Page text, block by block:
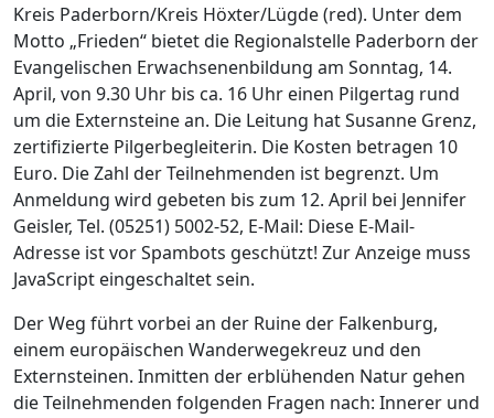
Kreis Paderborn/Kreis Höxter/Lügde (red). Unter dem
Motto „Frieden“ bietet die Regionalstelle Paderborn der
Evangelischen Erwachsenenbildung am Sonntag, 14.
April, von 9.30 Uhr bis ca. 16 Uhr einen Pilgertag rund
um die Externsteine an. Die Leitung hat Susanne Grenz,
zertifizierte Pilgerbegleiterin. Die Kosten betragen 10
Euro. Die Zahl der Teilnehmenden ist begrenzt. Um
Anmeldung wird gebeten bis zum 12. April bei Jennifer
Geisler, Tel. (05251) 5002-52, E-Mail: Diese E-Mail-
Adresse ist vor Spambots geschützt! Zur Anzeige muss
JavaScript eingeschaltet sein.
Der Weg führt vorbei an der Ruine der Falkenburg,
einem europäischen Wanderwegekreuz und den
Externsteinen. Inmitten der erblühenden Natur gehen
die Teilnehmenden folgenden Fragen nach: Innerer und